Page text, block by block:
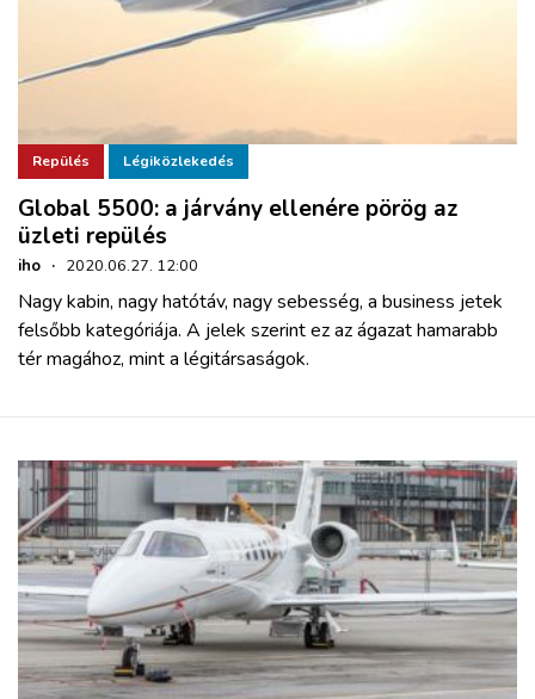
Repülés Légiközlekedés
Global 5500: a járvány ellenére pörög az
üzleti repülés
iho · 2020.06.27. 12:00
Nagy kabin, nagy hatótáv, nagy sebesség, a business jetek
felsőbb kategóriája. A jelek szerint ez az ágazat hamarabb
tér magához, mint a légitársaságok.